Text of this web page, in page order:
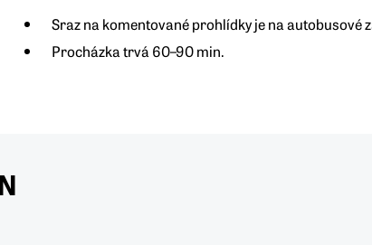
Sraz na komentované prohlídky je na
Procházka trvá 60–90 min.